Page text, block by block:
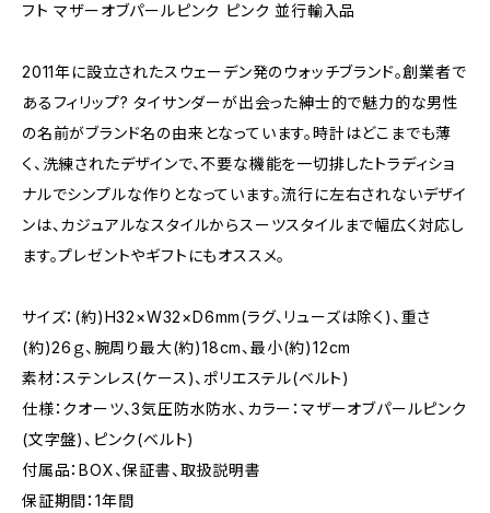
フト マザーオブパールピンク ピンク 並行輸入品
2011年に設立されたスウェーデン発のウォッチブランド。創業者で
あるフィリップ? タイサンダーが出会った紳士的で魅力的な男性
の名前がブランド名の由来となっています。時計はどこまでも薄
く、洗練されたデザインで、不要な機能を一切排したトラディショ
ナルでシンプルな作りとなっています。流行に左右されないデザイ
ンは、カジュアルなスタイルからスーツスタイルまで幅広く対応し
ます。プレゼントやギフトにもオススメ。
サイズ：(約)H32×W32×D6mm(ラグ、リューズは除く)、重さ
(約)26ｇ、腕周り最大(約)18cm、最小(約)12cm
素材：ステンレス(ケース)、ポリエステル(ベルト)
仕様：クオーツ、3気圧防水防水、カラー：マザーオブパールピンク
(文字盤)、ピンク(ベルト)
付属品：BOX、保証書、取扱説明書
保証期間：1年間